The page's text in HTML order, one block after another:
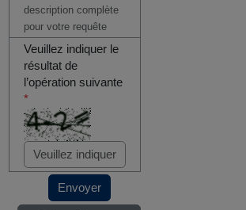
description complète
pour votre requête
Veuillez indiquer le
résultat de
l’opération suivante
*
Envoyer